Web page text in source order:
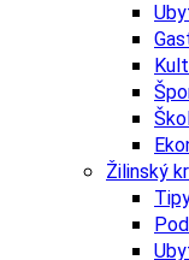
Žilinský